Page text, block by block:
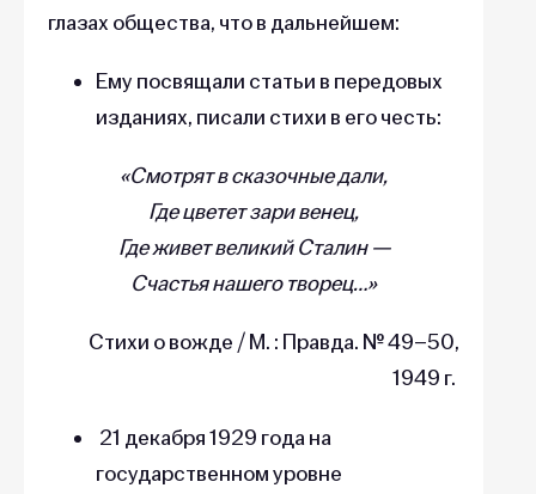
глазах общества, что в дальнейшем:
Ему посвящали статьи в передовых
изданиях, писали стихи в его честь:
«Смотрят в сказочные дали,
Где цветет зари венец,
Где живет великий Сталин —
Счастья нашего творец…»
Стихи о вожде / М. : Правда. № 49–50,
1949 г.
21 декабря 1929 года на
государственном уровне